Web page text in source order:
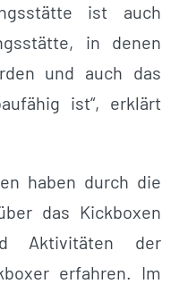
ist auch
in denen
und auch das
ist“, erklärt
haben durch die
das Kickboxen
Aktivitäten der
erfahren. Im